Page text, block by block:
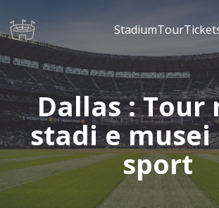
Dallas : Tour
stadi e
sport